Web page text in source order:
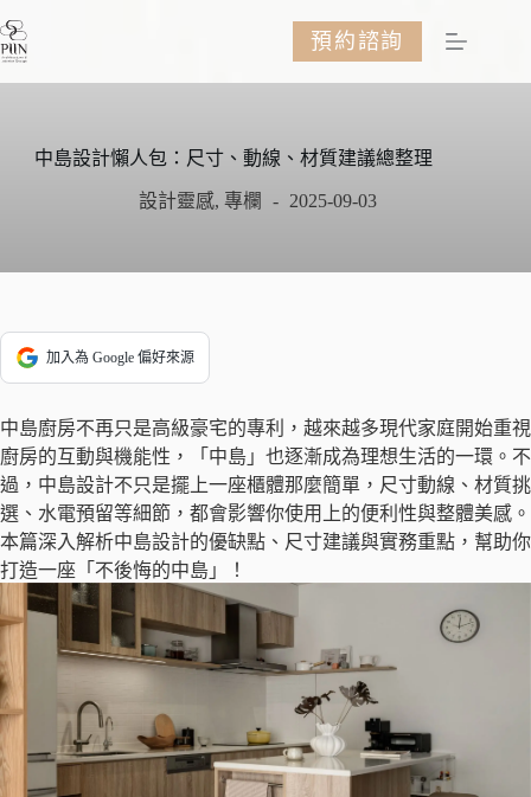
至
預約諮詢
中島設計懶人包：尺寸、動線、材質建議總整理
設計靈感, 專欄 2025-09-03
加入為 Google 偏好來源
中島廚房不再只是高級豪宅的專利，越來越多現代家庭開始重視
廚房的互動與機能性，「中島」也逐漸成為理想生活的一環。不
過，中島設計不只是擺上一座櫃體那麼簡單，尺寸動線、材質挑
選、水電預留等細節，都會影響你使用上的便利性與整體美感。
本篇深入解析中島設計的優缺點、尺寸建議與實務重點，幫助你
打造一座「不後悔的中島」！